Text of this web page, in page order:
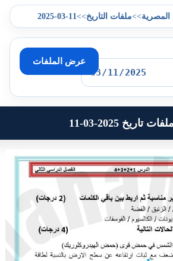
>>ملفات التاريخ>>
2025-03-11
عرض الملفات
تاريخ 2025-03-11